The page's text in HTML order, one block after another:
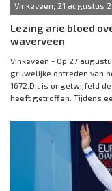
Vinkeveen, 21 augustus
Lezing arie bloed
waverveen
Vinkeveen - Op 27
gruwelijke optreden van
1672.Dit is ongetwijfeld
heeft getroffen. Tijdens